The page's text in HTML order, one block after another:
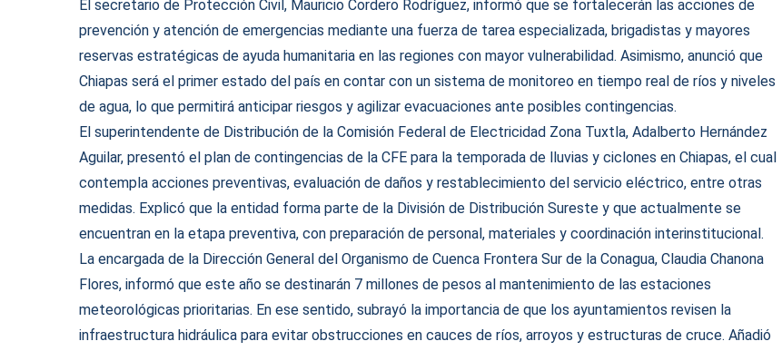
El secretario de Protección Civil, Mauricio Cordero Rodríguez, informó que se fortalecerán las acciones de
prevención y atención de emergencias mediante una fuerza de tarea especializada, brigadistas y mayores
reservas estratégicas de ayuda humanitaria en las regiones con mayor vulnerabilidad. Asimismo, anunció que
Chiapas será el primer estado del país en contar con un sistema de monitoreo en tiempo real de ríos y niveles
de agua, lo que permitirá anticipar riesgos y agilizar evacuaciones ante posibles contingencias.
El superintendente de Distribución de la Comisión Federal de Electricidad Zona Tuxtla, Adalberto Hernández
Aguilar, presentó el plan de contingencias de la CFE para la temporada de lluvias y ciclones en Chiapas, el cual
contempla acciones preventivas, evaluación de daños y restablecimiento del servicio eléctrico, entre otras
medidas. Explicó que la entidad forma parte de la División de Distribución Sureste y que actualmente se
encuentran en la etapa preventiva, con preparación de personal, materiales y coordinación interinstitucional.
La encargada de la Dirección General del Organismo de Cuenca Frontera Sur de la Conagua, Claudia Chanona
Flores, informó que este año se destinarán 7 millones de pesos al mantenimiento de las estaciones
meteorológicas prioritarias. En ese sentido, subrayó la importancia de que los ayuntamientos revisen la
infraestructura hidráulica para evitar obstrucciones en cauces de ríos, arroyos y estructuras de cruce. Añadió